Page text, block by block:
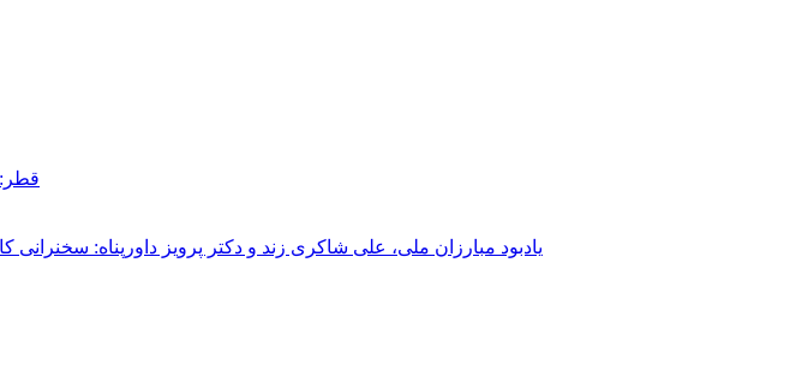
یادبود مبارزان ملی، علی شاکری زند و دکتر پرویز داورپناه: